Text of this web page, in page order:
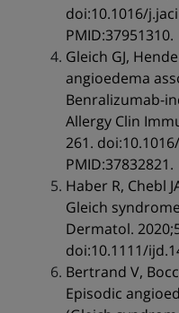
doi:10.1016/
PMID:37951310.
Gleich GJ,
angioedema
Benralizumab-
Allergy Clin
261.
PMID:37832821.
Haber R, Chebl
Gleich
Dermatol.
doi:10.1111/
Bertrand V,
Episodic